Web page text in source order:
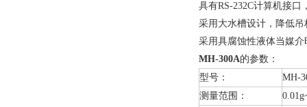
具有RS-232C计算机接口
采用大水槽设计，降低
采用具腐蚀性液体当媒
MH-300A的参数：
型号：
MH-
测量范围：
0.01g